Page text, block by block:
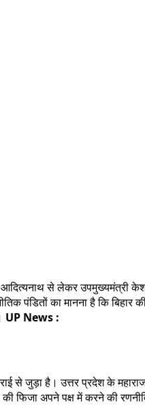
से लेकर उपमुख्यमंत्री
पंडितों का मानना है कि
UP News :
से जुड़ा है। उत्तर प्रदेश के
फिजा अपने पक्ष में करने की